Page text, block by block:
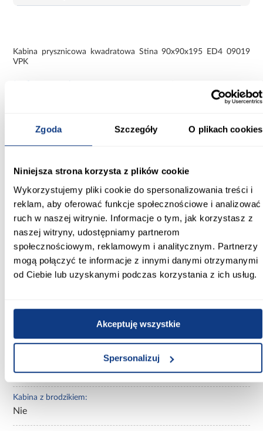
Zgoda Szczegóły O plikach cookies
Niniejsza strona korzysta z plików cookie
Wykorzystujemy pliki cookie do spersonalizowania treści i
reklam, aby oferować funkcje społecznościowe i analizować
ruch w naszej witrynie. Informacje o tym, jak korzystasz z
naszej witryny, udostępniamy partnerom
społecznościowym, reklamowym i analitycznym. Partnerzy
mogą połączyć te informacje z innymi danymi otrzymanymi
od Ciebie lub uzyskanymi podczas korzystania z ich usług.
Akceptuję wszystkie
Spersonalizuj
Kabina prysznicowa kwadratowa Stina 90x90x195 ED4 09019
VPK
Informacje o
Wysokość całkowita (cm):
90.00
Szerokość [cm]:
90.00
Marka produktu:
Kolor:
4/5
Kabina z brodzikiem:
Nie